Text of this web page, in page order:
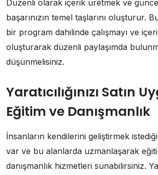
Düzenli olarak içerik üretmek ve
başarınızın temel taşlarını oluşturur.
bir program dahilinde çalışmayı ve
oluşturarak düzenli paylaşımda
düşünmelisiniz.
Yaratıcılığınızı Satın
Eğitim ve Danışmanlık
İnsanların kendilerini geliştirmek
var ve bu alanlarda uzmanlaşarak
danışmanlık hizmetleri sunabilirsiniz.